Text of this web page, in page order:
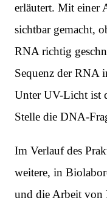
erläutert. Mit einer
sichtbar gemacht,
RNA richtig
Sequenz der RNA
Unter UV-Licht ist
Stelle die DNA-
Im Verlauf des
weitere, in
und die Arbeit von